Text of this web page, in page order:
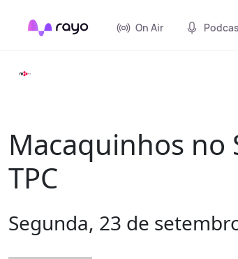
On Air
Macaquinhos no
TPC
Segunda, 23 de